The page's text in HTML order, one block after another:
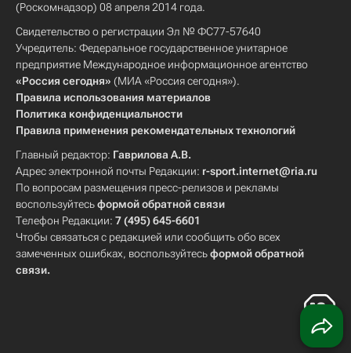
(Роскомнадзор) 08 апреля 2014 года.
Свидетельство о регистрации Эл № ФС77-57640
Учредитель: Федеральное государственное унитарное
предприятие Международное информационное агентство
«Россия сегодня» (МИА «Россия сегодня»).
Правила использования материалов
Политика конфиденциальности
Правила применения рекомендательных технологий
Главный редактор: Гаврилова А.В.
Адрес электронной почты Редакции: r-sport.internet@ria.ru
По вопросам размещения пресс-релизов и рекламы
воспользуйтесьформой обратной связи
Телефон Редакции: 7 (495) 645-6601
Чтобы связаться с редакцией или сообщить обо всех
замеченных ошибках, воспользуйтесьформой обратной
связи.